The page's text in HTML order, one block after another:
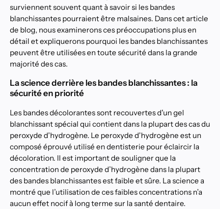
surviennent souvent quant à savoir si les bandes
blanchissantes pourraient être malsaines. Dans cet article
de blog, nous examinerons ces préoccupations plus en
détail et expliquerons pourquoi les bandes blanchissantes
peuvent être utilisées en toute sécurité dans la grande
majorité des cas.
La science derrière les bandes blanchissantes : la
sécurité en priorité
Les bandes décolorantes sont recouvertes d'un gel
blanchissant spécial qui contient dans la plupart des cas du
peroxyde d'hydrogène. Le peroxyde d'hydrogène est un
composé éprouvé utilisé en dentisterie pour éclaircir la
décoloration. Il est important de souligner que la
concentration de peroxyde d’hydrogène dans la plupart
des bandes blanchissantes est faible et sûre. La science a
montré que l’utilisation de ces faibles concentrations n’a
aucun effet nocif à long terme sur la santé dentaire.